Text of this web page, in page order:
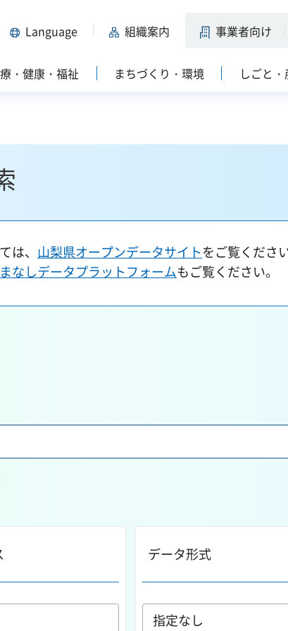
Language 組織案内 事業者向け
・健康・福祉 まちづくり・環境 しごと
は、 山梨県オープンデータサイトをご覧くださ
なしデータプラットフォームもご覧ください。
データ形式